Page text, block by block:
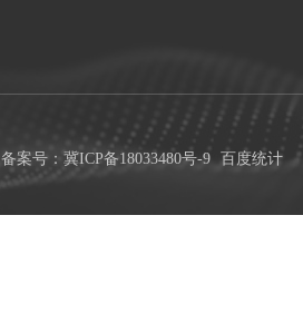
备案号：冀ICP备18033480号-9 百度统计